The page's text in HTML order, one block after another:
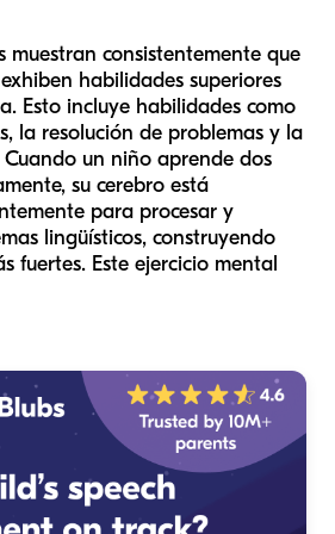
muestran consistentemente que
habilidades superiores
Esto incluye habilidades como
la resolución de problemas y la
un niño aprende dos
su cerebro está
para procesar y
lingüísticos, construyendo
fuertes. Este ejercicio mental